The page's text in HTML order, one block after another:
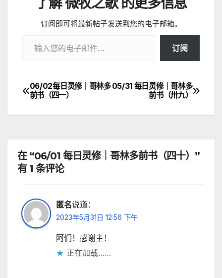
订阅即可将最新帖子发送到您的电子邮箱。
订阅
文
章
航
05/31 每日灵修｜哥林多
前书（卅九）
06/02每日灵修｜哥林多
前书（四一）
在 “06/01 每日灵修｜哥林多前书（四十）”
有 1 条评论
匿名说道：
2023年5月31日 12:56 下午
阿们！感谢主！
正在加载……